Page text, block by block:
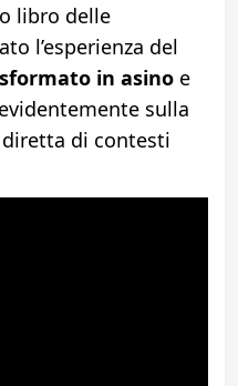
libro delle
l’esperienza del
in asinoe
sulla
diretta di contesti